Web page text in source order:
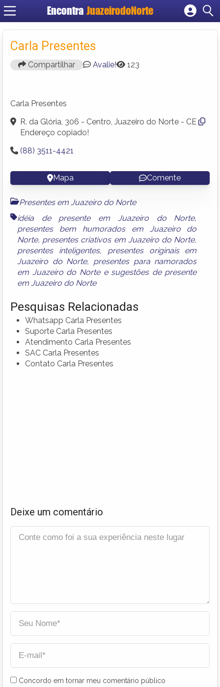
Encontra JuazeirodoNorte
Cadastrar empresa
Carla Presentes
Compartilhar Avalie! 123
Carla Presentes
R. da Glória, 306 - Centro, Juazeiro do Norte - CE
Endereço copiado!
(88) 3511-4421
Mapa Comente
Presentes em Juazeiro do Norte
idéia de presente em Juazeiro do Norte,
presentes bem humorados em Juazeiro do
Norte, presentes criativos em Juazeiro do Norte,
presentes inteligentes, presentes originais em
Juazeiro do Norte, presentes para namorados
em Juazeiro do Nortee sugestões de presente
em Juazeiro do Norte
Pesquisas Relacionadas
Whatsapp Carla Presentes
Suporte Carla Presentes
Atendimento Carla Presentes
SAC Carla Presentes
Contato Carla Presentes
Deixe um comentário
Concordo em tornar meu comentário público